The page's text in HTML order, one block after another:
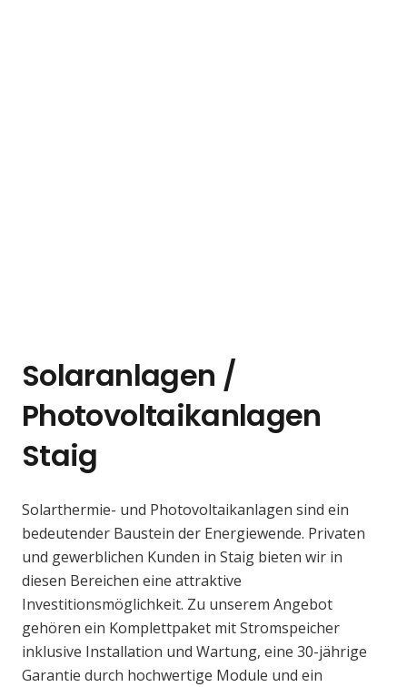
Solaranlagen /
Photovoltaikanlagen
Staig
Solarthermie- und Photovoltaikanlagen sind ein
bedeutender Baustein der Energiewende. Privaten
und gewerblichen Kunden in Staig bieten wir in
diesen Bereichen eine attraktive
Investitionsmöglichkeit. Zu unserem Angebot
gehören ein Komplettpaket mit Stromspeicher
inklusive Installation und Wartung, eine 30-jährige
Garantie durch hochwertige Module und ein